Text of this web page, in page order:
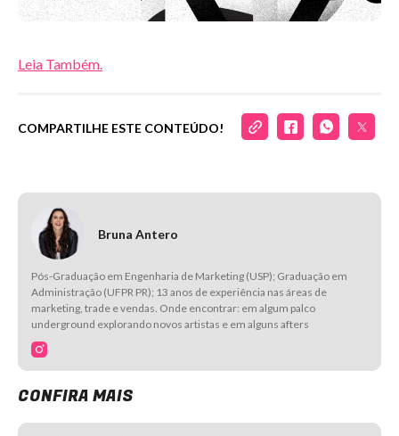
Leia Também.
COMPARTILHE ESTE CONTEÚDO!
Bruna Antero
Pós-Graduação em Engenharia de Marketing (USP); Graduação em
Administração (UFPR PR); 13 anos de experiência nas áreas de
marketing, trade e vendas. Onde encontrar: em algum palco
underground explorando novos artistas e em alguns afters
CONFIRA MAIS